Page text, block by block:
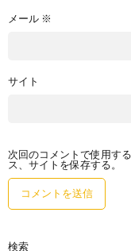
メール ※
サイト
次回のコメントで使用す
ス、サイトを保存する。
検索